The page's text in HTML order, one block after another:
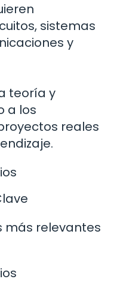
sistemas
y
teoría y
a los
reales
más relevantes